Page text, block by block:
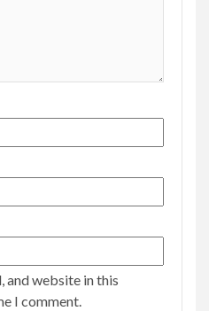
and website in this
I comment.